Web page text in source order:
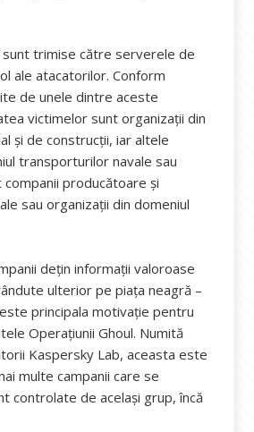
trimise către serverele de
ale atacatorilor. Conform
de unele dintre aceste
victimelor sunt organizații din
și de construcții, iar altele
transporturilor navale sau
producătoare și
sau organizații din domeniul
dețin informații valoroase
ulterior pe piața neagră –
principala motivație pentru
Operațiunii Ghoul. Numită
Kaspersky Lab, aceasta este
multe campanii care se
controlate de același grup, încă